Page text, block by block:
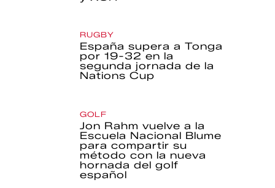
RUGBY
España supera a Tonga
por 19-32 en la
segunda jornada de la
Nations Cup
GOLF
Jon Rahm vuelve a la
Escuela Nacional Blume
para compartir su
método con la nueva
hornada del golf
español